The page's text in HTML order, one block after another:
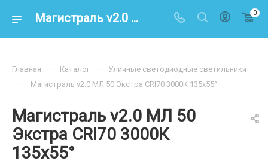
Магистраль v2.0 МЛ 50 Экстра CRI70 3000К 135х55° – купить по цене 8600.00 в интернет-магазине energoresurs-spb.ru 0
Магистраль v2.0 МЛ 50
Экстра CRI70 3000К
135х55°
Главная — Каталог — Уличные светодиодные светильники
— Магистраль v2.0 МЛ 50 Экстра CRI70 3000К 135х55°